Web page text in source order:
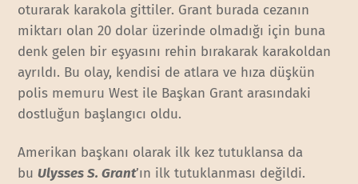
oturarak karakola gittiler. Grant burada cezanın
miktarı olan 20 dolar üzerinde olmadığı için buna
denk gelen bir eşyasını rehin bırakarak karakoldan
ayrıldı. Bu olay, kendisi de atlara ve hıza düşkün
polis memuru West ile Başkan Grant arasındaki
dostluğun başlangıcı oldu.
Amerikan başkanı olarak ilk kez tutuklansa da
buUlysses S. Grant’ın ilk tutuklanması değildi.